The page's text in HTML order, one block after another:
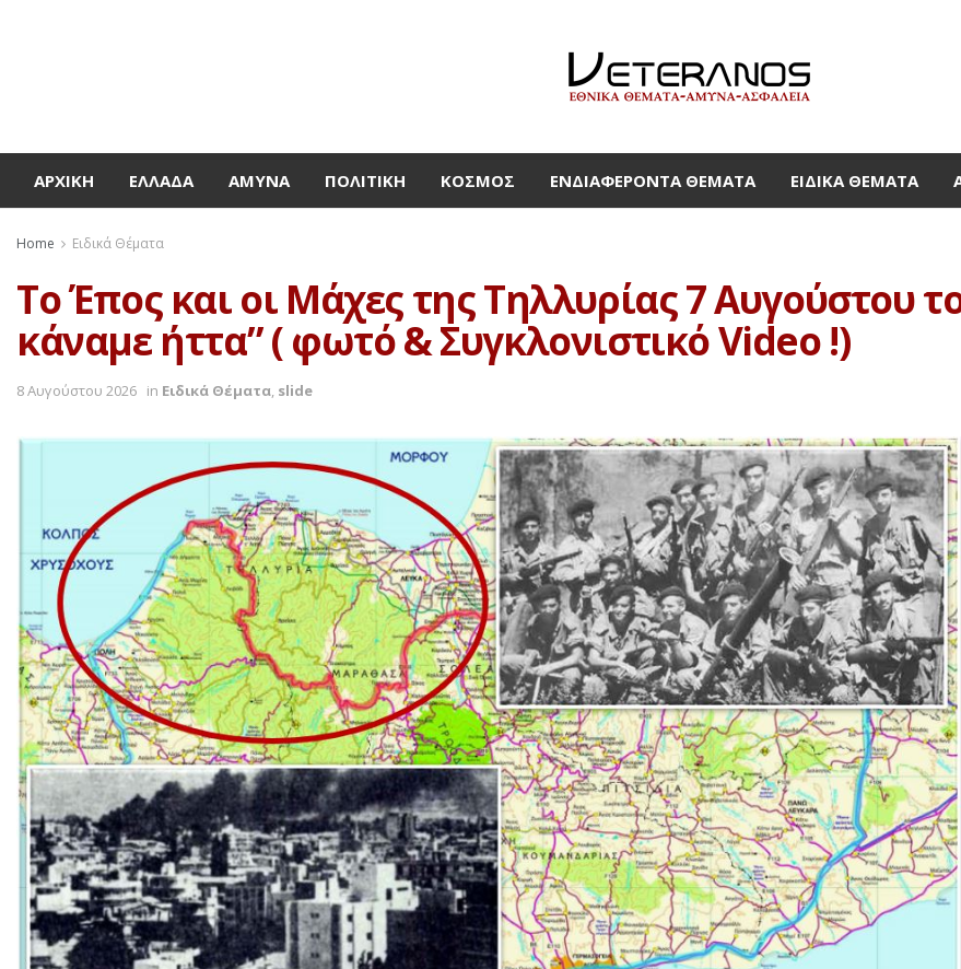
ΑΡΧΙΚΉ ΕΛΛΆΔΑ ΆΜΥΝΑ ΠΟΛΙΤΙΚΉ ΚΌΣΜΟΣ ΕΝΔΙΑΦΈΡΟΝΤΑ ΘΈΜΑΤΑ ΕΙΔΙΚΆ ΘΈΜΑΤΑ
Home Ειδικά Θέματα
Το Έπος και οι Μάχες της Τηλλυρίας 7 Αυγούστου
κάναμε ήττα” ( φωτό & Συγκλονιστικό Video !)
8 Αυγούστου 2026 in Ειδικά Θέματα, slide